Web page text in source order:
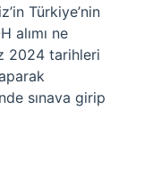
Türkiye’nin
alımı ne
2024 tarihleri
sınava girip